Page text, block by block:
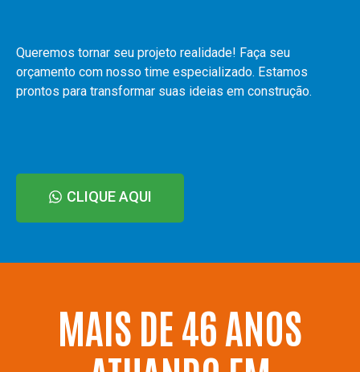
Queremos tornar seu projeto realidade! Faça seu
orçamento com nosso time especializado. Estamos
prontos para transformar suas ideias em construção.
CLIQUE AQUI
MAIS DE 46 ANOS